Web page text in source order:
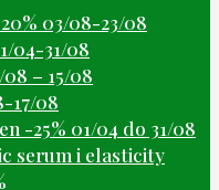
03/08-23/08
04-31/08
– 15/08
17/08
-25% 01/04 do 31/08
serum i elasticity